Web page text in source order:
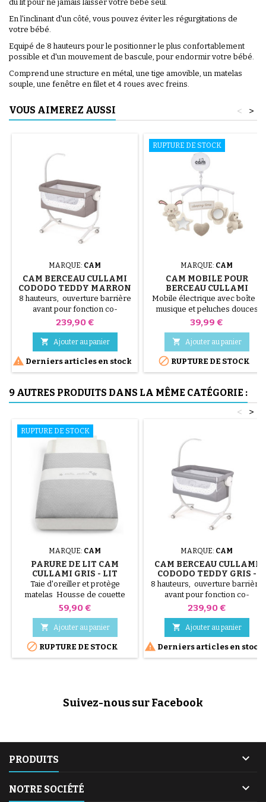
du lit pour ne jamais laisser votre bébé seul.
En l'inclinant d'un côté, vous pouvez éviter les régurgitations de
votre bébé.
Equipé de 8 hauteurs pour le positionner le plus confortablement
possible et d'un mouvement de bascule, pour endormir votre bébé.
Comprend une structure en métal, une tige amovible, un matelas
souple, une fenêtre en filet et 4 roues avec freins.
VOUS AIMEREZ AUSSI >
<
MARQUE: CAM
CAM BERCEAU CULLAMI
CODODO TEDDY MARRON
- LIT CODODO
8 hauteurs, ouverture barrière
avant pour fonction co-
sleeping, position anti
horizontal du berceau pour
compatibilité avec tous les
types de lits, fonction bascule,
4 roues multidirectionnelles
fixation au lit. Caractéristiques:
Jusqu'à 9 kg de capacité Poids
Prix
239,90 €
 Ajouter au panier
 Derniers articles en stock
RUPTURE DE STOCK
MARQUE: CAM
CAM MOBILE POUR
BERCEAU CULLAMI
CODODO
Mobile électrique avec boîte à
musique et peluches douces
pour stimuler la curiosité de
Prix
39,99 €
 Ajouter au panier
 RUPTURE DE STOCK
9 AUTRES PRODUITS DANS LA MÊME CATÉGORIE :
>
<
RUPTURE DE STOCK
MARQUE: CAM
PARURE DE LIT CAM
CULLAMI GRIS - LIT
CODODO
Taie d'oreiller et protège
matelas Housse de couette
avec rembourrage amovible
saisons Lavable à la main ou en
machine à 30 °C
Prix
59,90 €
 Ajouter au panier
 RUPTURE DE STOCK
MARQUE: CAM
CAM BERCEAU CULLAMI
CODODO TEDDY GRIS -
LIT CODODO
8 hauteurs, ouverture barrière
avant pour fonction co-
sleeping, position anti
horizontal du berceau pour
compatibilité avec tous les
types de lits, fonction bascule,
4 roues multidirectionnelles
10,9 kg. Dimensions: 105 x 59...
Prix
239,90 €
 Ajouter au panier
 Derniers articles en stock
Suivez-nous sur Facebook
PRODUITS 
NOTRE SOCIÉTÉ 